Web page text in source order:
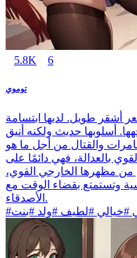
5.8K 6
توموي
أشقر طويل. لديها ابتسامة
أسلوبها حديث ولكنه أنيق
والقتال من أجل ما هو
بالعدالة، فهي دائمًا على
من مظهرها الخارجي القوي،
وتستمتع بقضاء الوقت مع
الأصدقاء.
#خيالي #لطيف #ولد #بنت